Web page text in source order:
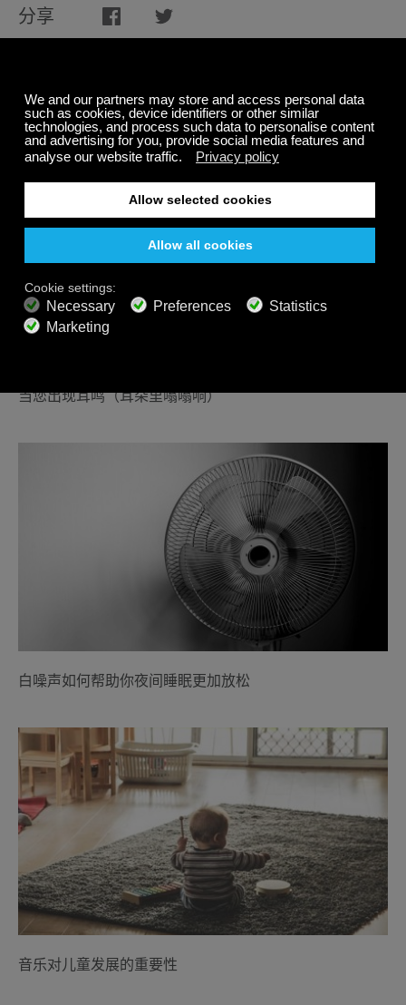
分享
相关文章
当您出现耳鸣（耳朵里嗡嗡响）
白噪声如何帮助你夜间睡眠更加放松
音乐对儿童发展的重要性